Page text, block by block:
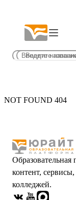
NOT FOUND 404
контент,
колледжей.